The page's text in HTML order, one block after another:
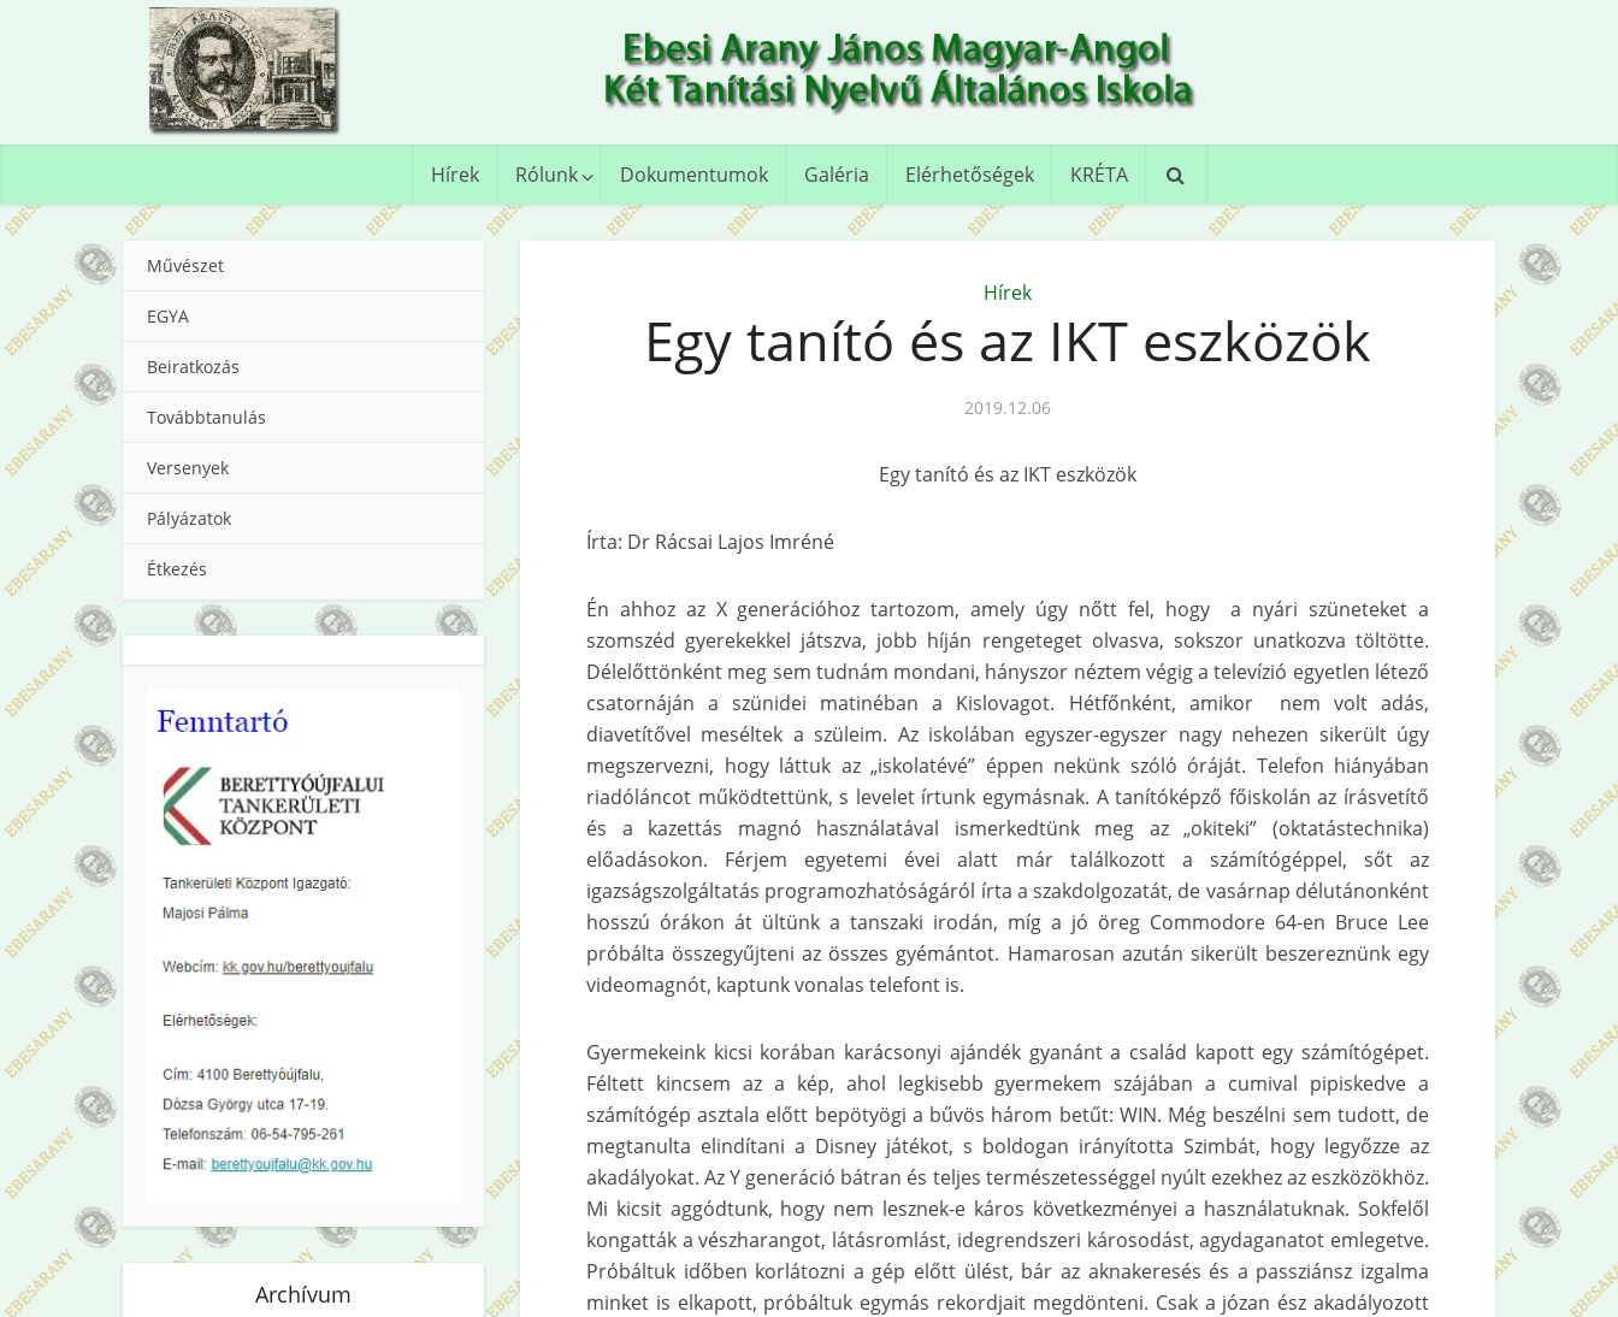
Hírek Rólunk Dokumentumok Galéria Elérhetőségek KRÉTA
Művészet
EGYA
Beiratkozás
Továbbtanulás
Versenyek
Pályázatok
Étkezés
Archívum
Hírek
Egy tanító és az IKT eszközök
2019.12.06
Egy tanító és az IKT eszközök
Írta: Dr Rácsai Lajos Imréné
Én ahhoz az X generációhoz tartozom, amely úgy nőtt fel, hogy a nyári szüneteket a
szomszéd gyerekekkel játszva, jobb híján rengeteget olvasva, sokszor unatkozva töltötte.
Délelőttönként meg sem tudnám mondani, hányszor néztem végig a televízió egyetlen létező
csatornáján a szünidei matinéban a Kislovagot. Hétfőnként, amikor nem volt adás,
diavetítővel meséltek a szüleim. Az iskolában egyszer-egyszer nagy nehezen sikerült úgy
megszervezni, hogy láttuk az „iskolatévé” éppen nekünk szóló óráját. Telefon hiányában
riadóláncot működtettünk, s levelet írtunk egymásnak. A tanítóképző főiskolán az írásvetítő
és a kazettás magnó használatával ismerkedtünk meg az „okiteki” (oktatástechnika)
előadásokon. Férjem egyetemi évei alatt már találkozott a számítógéppel, sőt az
igazságszolgáltatás programozhatóságáról írta a szakdolgozatát, de vasárnap délutánonként
hosszú órákon át ültünk a tanszaki irodán, míg a jó öreg Commodore 64-en Bruce Lee
próbálta összegyűjteni az összes gyémántot. Hamarosan azután sikerült beszereznünk egy
videomagnót, kaptunk vonalas telefont is.
Gyermekeink kicsi korában karácsonyi ajándék gyanánt a család kapott egy számítógépet.
Féltett kincsem az a kép, ahol legkisebb gyermekem szájában a cumival pipiskedve a
számítógép asztala előtt bepötyögi a bűvös három betűt: WIN. Még beszélni sem tudott, de
megtanulta elindítani a Disney játékot, s boldogan irányította Szimbát, hogy legyőzze az
akadályokat. Az Y generáció bátran és teljes természetességgel nyúlt ezekhez az eszközökhöz.
Mi kicsit aggódtunk, hogy nem lesznek-e káros következményei a használatuknak. Sokfelől
kongatták a vészharangot, látásromlást, idegrendszeri károsodást, agydaganatot emlegetve.
Próbáltuk időben korlátozni a gép előtt ülést, bár az aknakeresés és a passziánsz izgalma
minket is elkapott, próbáltuk egymás rekordjait megdönteni. Csak a józan ész akadályozott